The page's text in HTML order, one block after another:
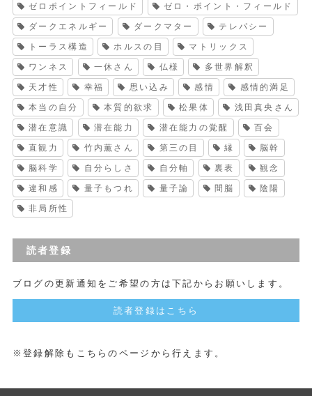
ゼロポイントフィールド ゼロ・ポイント・フィールド
ダークエネルギー ダークマター テレパシー
トーラス構造 ホルスの目 マトリックス
ワンネス 一休さん 仏様 多世界解釈
天才性 幸福 思い込み 感情 感情的満足
本当の自分 本質的欲求 松果体 浅田真央さん
潜在意識 潜在能力 潜在能力の覚醒 百会
直観力 竹内薫さん 第三の目 縁 脳幹
脳科学 自分らしさ 自分軸 裏表 観念
違和感 量子もつれ 量子論 間脳 陰陽
非局所性
読者登録
ブログの更新通知をご希望の方は下記からお願いします。
読者登録はこちら
※登録解除もこちらのページから行えます。